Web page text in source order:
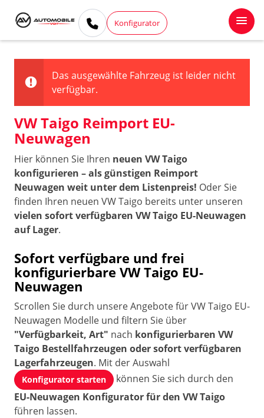
Konfigurator
Das ausgewählte Fahrzeug ist leider nicht
verfügbar.
VW Taigo Reimport EU-
Neuwagen
Hier können Sie Ihren neuen VW Taigo
konfigurieren – als günstigen Reimport
Neuwagen weit unter dem Listenpreis! Oder Sie
finden Ihren neuen VW Taigo bereits unter unseren
vielen sofort verfügbaren VW Taigo EU-Neuwagen
auf Lager.
Sofort verfügbare und frei
konfigurierbare VW Taigo EU-
Neuwagen
Scrollen Sie durch unsere Angebote für VW Taigo EU-
Neuwagen Modelle und filtern Sie über
"Verfügbarkeit, Art" nach konfigurierbaren VW
Taigo Bestellfahrzeugen oder sofort verfügbaren
Lagerfahrzeugen. Mit der Auswahl
Konfigurator starten
können Sie sich durch den
EU-Neuwagen Konfigurator für den VW Taigo
führen lassen.